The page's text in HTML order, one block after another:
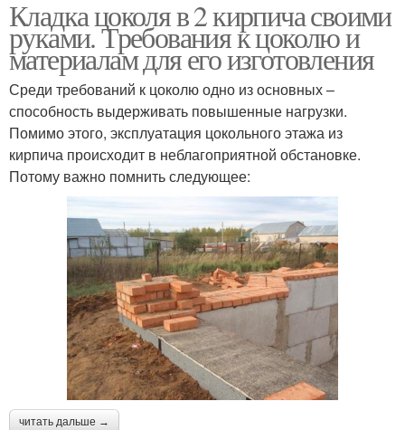
Кладка цоколя в 2 кирпича своими
руками. Требования к цоколю и
материалам для его изготовления
Среди требований к цоколю одно из основных –
способность выдерживать повышенные нагрузки.
Помимо этого, эксплуатация цокольного этажа из
кирпича происходит в неблагоприятной обстановке.
Потому важно помнить следующее:
читать дальше →